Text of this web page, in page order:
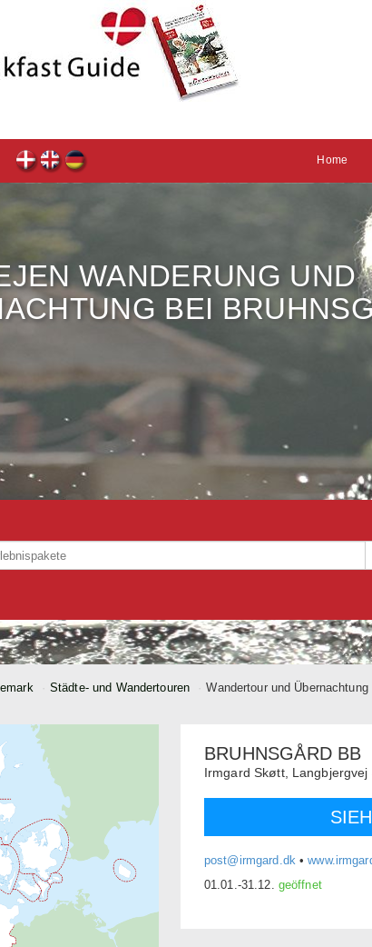
Home
WANDERUNG UND
BEI
Städte- und Wandertouren Wandertour und Übernachtung
BRUHNSGÅRD BB
Irmgard Skøtt, Langbjergvej
post@irmgard.dk •
01.01.-31.12. geöffnet